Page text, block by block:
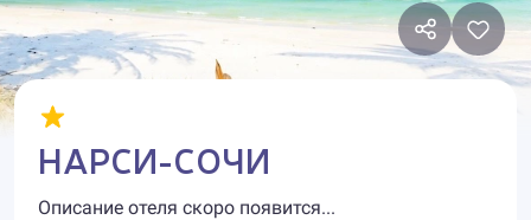
НАРСИ-СОЧИ
Описание отеля скоро появится...